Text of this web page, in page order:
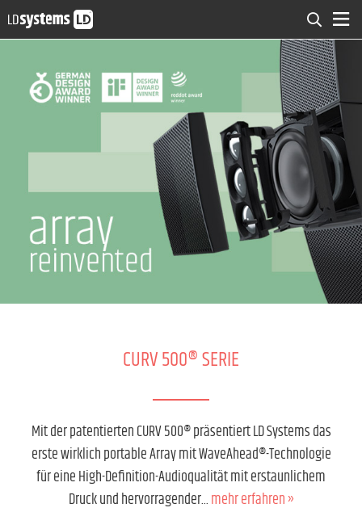
CURV 500® SERIE
Mit der patentierten CURV 500® präsentiert LD Systems das
erste wirklich portable Array mit WaveAhead®-Technologie
für eine High-Definition-Audioqualität mit erstaunlichem
Druck und hervorragender...mehr erfahren »